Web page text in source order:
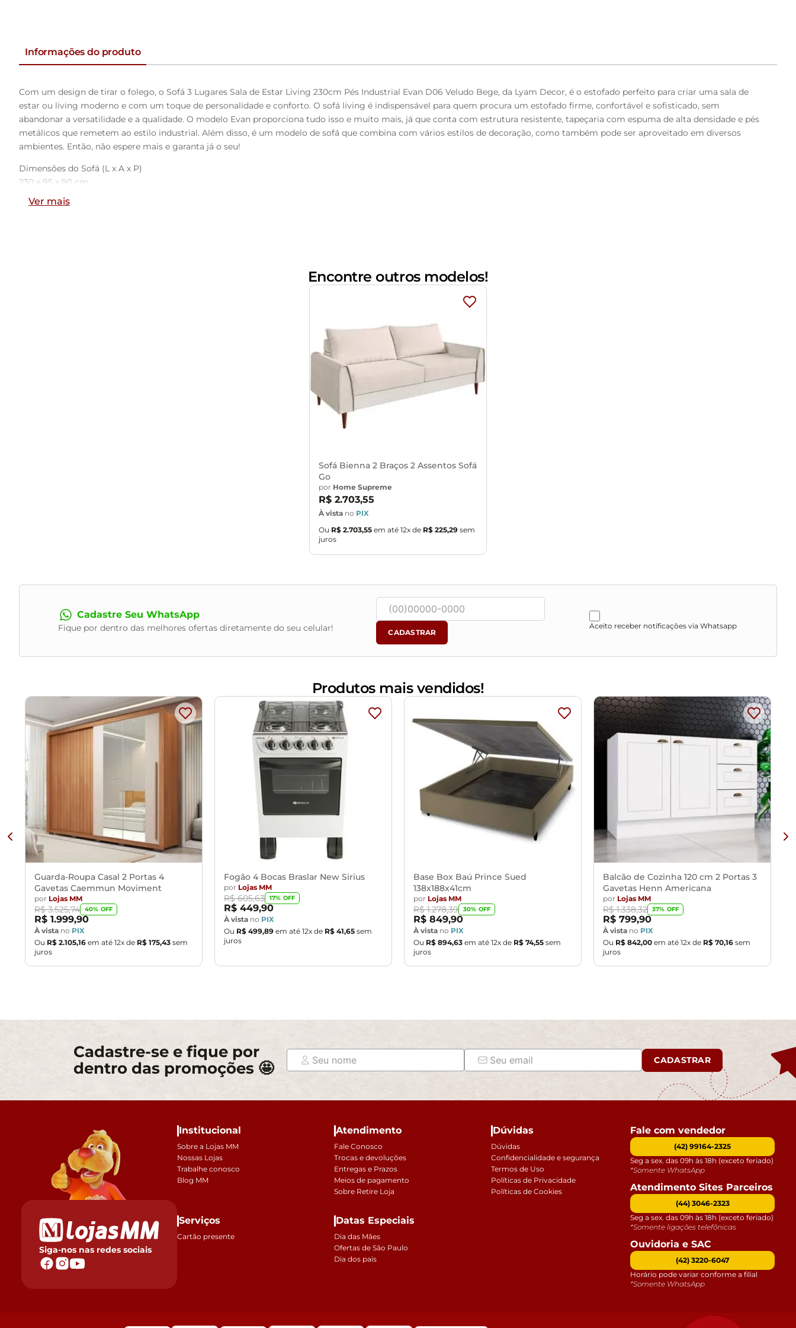
Informações do produto
Com um design de tirar o folego, o Sofá 3 Lugares Sala de Estar Living 230cm Pés Industrial Evan D06 Veludo Bege, da Lyam Decor, é o estofado perfeito para criar uma sala de
estar ou living moderno e com um toque de personalidade e conforto. O sofá living é indispensável para quem procura um estofado firme, confortável e sofisticado, sem
abandonar a versatilidade e a qualidade. O modelo Evan proporciona tudo isso e muito mais, já que conta com estrutura resistente, tapeçaria com espuma de alta densidade e pés
metálicos que remetem ao estilo industrial. Além disso, é um modelo de sofá que combina com vários estilos de decoração, como também pode ser aproveitado em diversos
ambientes. Então, não espere mais e garanta já o seu!
Dimensões do Sofá (L x A x P)
230 x 95 x 90 cm
Características:
- Por se tratar de estofado as medidas podem ter uma pequena variação de até 3 cm.
- A tonalidade do produto real poderá ter ligeira variação devido o lote de tecidos.
- Indicado para uso residencial, sua limpeza deve ser feita com pano levemente umedecido em água limpa, sem esfregar, não utilizar produtos abrasivos, desengordurantes, álcool
- Produto para uso residencial em ambiente interno, não devendo ficar exposto diretamente ao sol, calor e umidade excessivos.
- Ao receber a mercadoria, o cliente deve verificar as condições da embalagem, caso haja alguma avaria não assine o comprovante de recebimento e entre em contato com nossa
- Montagem, desmontagem e outras instalações serão de responsabilidade do cliente. Não nos responsabilizamos, no ato da entrega, por subir escadas/elevadores ou pelo
transporte por guincho em apartamentos. Eventuais despesas são de responsabilidade do comprador.
Ver mais
Encontre outros modelos!
Sofá Bienna 2 Braços 2 Assentos Sofá
Go
por Home Supreme
R$ 2.703,55
À vista no PIX
Ou R$ 2.703,55 em até 12x de R$ 225,29 sem
juros
Cadastre Seu WhatsApp
Fique por dentro das melhores ofertas diretamente do seu celular! CADASTRAR
Aceito receber notificações via Whatsapp
Produtos mais vendidos!
Guarda-Roupa Casal 2 Portas 4
Gavetas Caemmun Moviment
por Lojas MM
R$ 3.525,74 40% OFF
R$ 1.999,90
À vista no PIX
Ou R$ 2.105,16 em até 12x de R$ 175,43 sem
juros
Fogão 4 Bocas Braslar New Sirius
por Lojas MM
R$ 605,63 17% OFF
R$ 449,90
À vista no PIX
Ou R$ 499,89 em até 12x de R$ 41,65 sem
juros
Base Box Baú Prince Sued
138x188x41cm
por Lojas MM
R$ 1.278,39 30% OFF
R$ 849,90
À vista no PIX
Ou R$ 894,63 em até 12x de R$ 74,55 sem
juros
Balcão de Cozinha 120 cm 2 Portas 3
Gavetas Henn Americana
por Lojas MM
R$ 1.338,32 37% OFF
R$ 799,90
À vista no PIX
Ou R$ 842,00 em até 12x de R$ 70,16 sem
juros
Cadastre-se e fique por
dentro das promoções 🤩
CADASTRAR
Siga-nos nas redes sociais
Institucional
Sobre a Lojas MM
Nossas Lojas
Trabalhe conosco
Blog MM
Atendimento
Fale Conosco
Trocas e devoluções
Entregas e Prazos
Meios de pagamento
Sobre Retire Loja
Dúvidas
Dúvidas
Confidencialidade e segurança
Termos de Uso
Políticas de Privacidade
Políticas de Cookies
Serviços
Cartão presente
Datas Especiais
Dia das Mães
Ofertas de São Paulo
Dia dos pais
Fale com vendedor
(42) 99164-2325
Seg a sex. das 09h às 18h (exceto feriado)
*Somente WhatsApp
Atendimento Sites Parceiros
(44) 3046-2323
Seg a sex. das 09h às 18h (exceto feriado)
*Somente ligações telefônicas
Ouvidoria e SAC
(42) 3220-6047
Horário pode variar conforme a filial
*Somente WhatsApp